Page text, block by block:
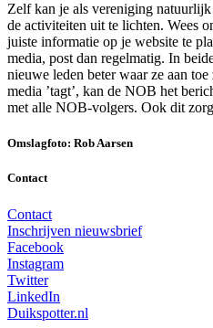
Zelf kan je als vereniging
de activiteiten uit te lichten. Wees
juiste informatie op je website te
media, post dan regelmatig. In
nieuwe leden beter waar ze aan
media ’tagt’, kan de NOB het
met alle NOB-volgers. Ook dit
Omslagfoto: Rob Aarsen
Contact
Contact
Inschrijven nieuwsbrief
Facebook
Instagram
Twitter
LinkedIn
Duikspotter.nl